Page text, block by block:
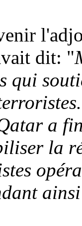
dit: "
qui
a
la